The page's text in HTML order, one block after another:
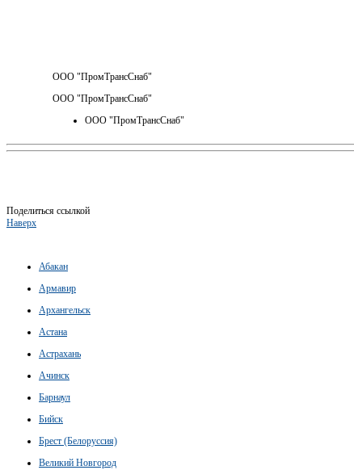
ООО "ПромТрансСнаб"
ООО "ПромТрансСнаб"
ООО "ПромТрансСнаб"
Поделиться ссылкой
Наверх
Абакан
Армавир
Архангельск
Астана
Астрахань
Ачинск
Барнаул
Бийск
Брест (Белоруссия)
Великий Новгород